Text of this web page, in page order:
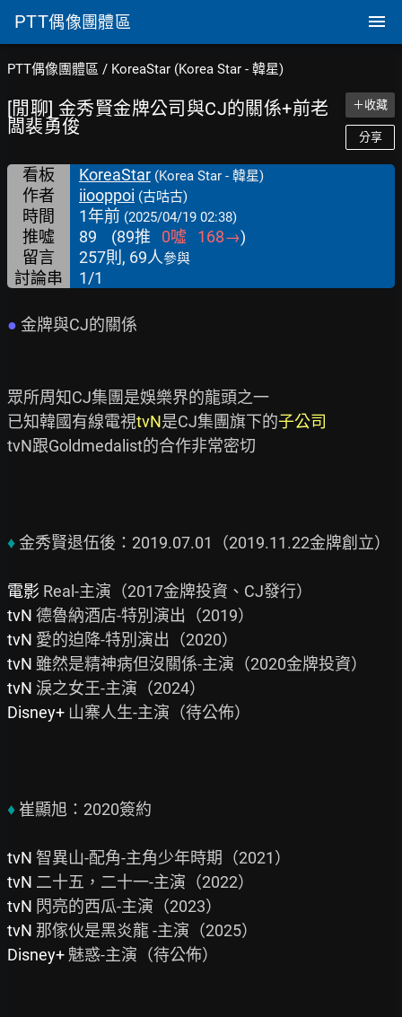
PTT偶像團體區
PTT偶像團體區 / KoreaStar (Korea Star - 韓星)
[閒聊] 金秀賢金牌公司與CJ的關係+前老
闆裴勇俊
＋收藏
分享
看板 KoreaStar (Korea Star - 韓星)
作者 iiooppoi (古咕古)
時間 1年前 (2025/04/19 02:38)
推噓 89 (89推 0噓 168→)
留言
257則, 69人參與
討論串 1/1
● 金牌與CJ的關係
眾所周知CJ集團是娛樂界的龍頭之一
已知韓國有線電視tvN是CJ集團旗下的子公司
tvN跟Goldmedalist的合作非常密切
♦ 金秀賢退伍後：2019.07.01（2019.11.22金牌創立）
電影
tvN
tvN
tvN
tvN
Disney+ 山寨人生-主演（待公佈）
♦ 崔顯旭：2020簽約
tvN
tvN
tvN
tvN
Disney+ 魅惑-主演（待公佈）